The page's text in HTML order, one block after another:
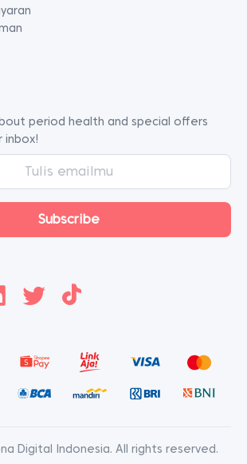
period health and special offers
inbox!
Digital Indonesia. All rights reserved.